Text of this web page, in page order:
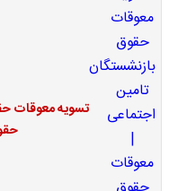
تسویه معوقات